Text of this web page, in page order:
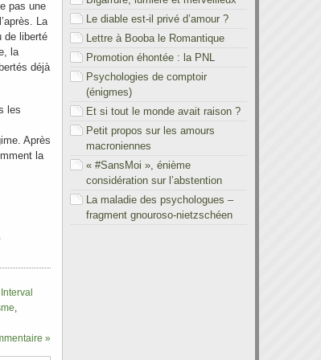
pas une
La
de liberté
la
déjà
les
Après
la
Interval
,
»
Le diable est-il privé d’amour ?
Lettre à Booba le Romantique
Promotion éhontée : la PNL
Psychologies de comptoir
(énigmes)
Et si tout le monde avait raison ?
Petit propos sur les amours
macroniennes
« #SansMoi », énième
considération sur l’abstention
La maladie des psychologues –
fragment gnouroso-nietzschéen